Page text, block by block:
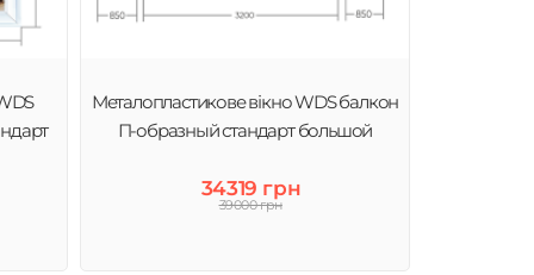
Металопластикове вікно WDS балкон
П-образный стандарт большой
34319 грн
39000 грн